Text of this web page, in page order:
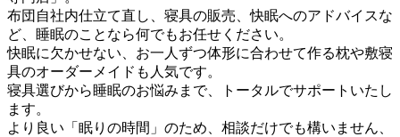
布団自社内仕立て直し、寝具の販売、快眠へのアドバイスな
ど、睡眠のことなら何でもお任せください。
快眠に欠かせない、お一人ずつ体形に合わせて作る枕や敷寝
具のオーダーメイドも人気です。
寝具選びから睡眠のお悩みまで、トータルでサポートいたし
ます。
より良い「眠りの時間」のため、相談だけでも構いません、